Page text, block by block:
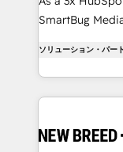
Marketo・
Perplexity等の
ンツとサイト構造を最適化
ISO9001:2015
total reporting clarity. Security &
security. 🏆 Why Bluleadz? GTM OS Partner | 16+
Years
SmartBug
includes
Software) and
making this the
and system
ソリューション・パー